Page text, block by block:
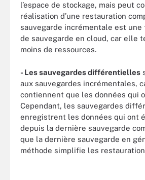
l’espace de stockage, mais peut
réalisation d’une restauration
sauvegarde incrémentale est une
de sauvegarde en cloud, car elle
moins de ressources.
- Les sauvegardes différentielles
aux sauvegardes incrémentales,
contiennent que les données qui
Cependant, les sauvegardes
enregistrent les données qui ont
depuis la dernière sauvegarde
que la dernière sauvegarde en
méthode simplifie les